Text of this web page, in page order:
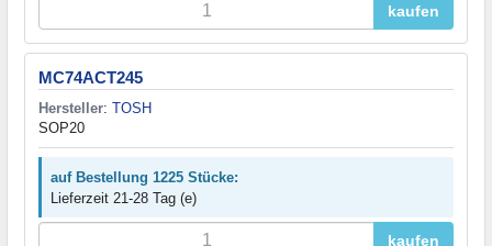
kaufen
MC74ACT245
Hersteller: TOSH
SOP20
auf Bestellung 1225 Stücke:
Lieferzeit 21-28 Tag (e)
kaufen